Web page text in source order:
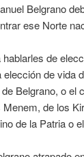
Belgrano
ese Norte
de
de vida
Belgrano, o el
de los
de la Patria o